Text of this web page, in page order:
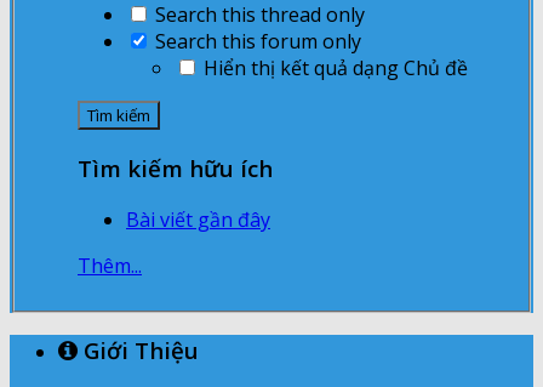
Search this thread only
Search this forum only
Hiển thị kết quả dạng Chủ đề
Tìm kiếm hữu ích
Bài viết gần đây
Thêm...
Giới Thiệu